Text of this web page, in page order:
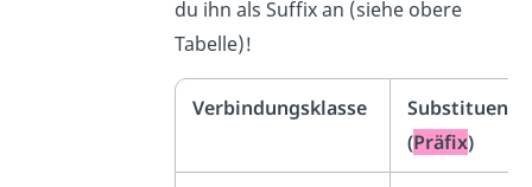
du ihn als Suffix an (siehe obere
Tabelle)!
Verbindungsklasse
(Präfix)